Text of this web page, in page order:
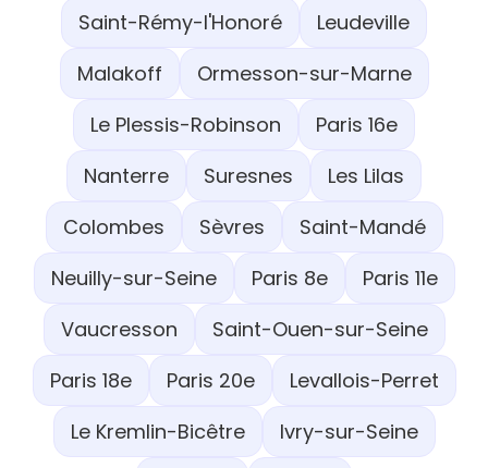
Saint-Rémy-l'Honoré
Leudeville
Malakoff
Ormesson-sur-Marne
Le Plessis-Robinson
Paris 16e
Nanterre
Suresnes
Les Lilas
Colombes
Sèvres
Saint-Mandé
Neuilly-sur-Seine
Paris 8e
Paris 11e
Vaucresson
Saint-Ouen-sur-Seine
Paris 18e
Paris 20e
Levallois-Perret
Le Kremlin-Bicêtre
Ivry-sur-Seine